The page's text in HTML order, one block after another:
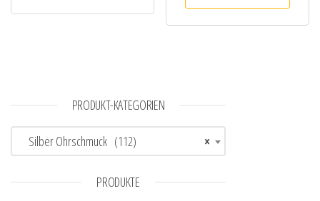
PRODUKT-KATEGORIEN
×
Silber Ohrschmuck (112)
PRODUKTE